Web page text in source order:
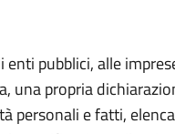
pubblici, alle
una propria
personali e fatti,